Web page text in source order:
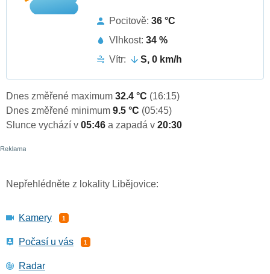
Pocitově: 36 °C
Vlhkost: 34 %
Vítr:
S, 0 km/h
Dnes změřené maximum 32.4 °C (16:15)
Dnes změřené minimum 9.5 °C (05:45)
Slunce vychází v 05:46 a zapadá v 20:30
Nepřehlédněte z lokality Libějovice:
Kamery 1
Počasí u vás 1
Radar